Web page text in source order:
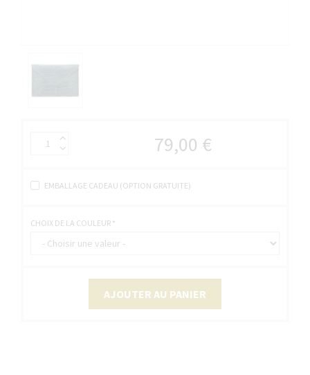
79,00 €
EMBALLAGE CADEAU (OPTION GRATUITE)
CHOIX DE LA COULEUR *
AJOUTER AU PANIER